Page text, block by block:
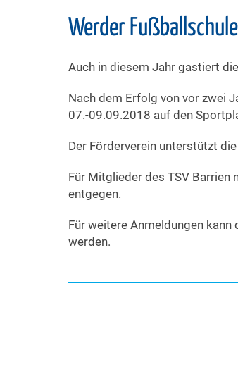
Werder
Auch in diesem Jahr gastiert
Nach dem Erfolg von vor zwei
07.-09.09.2018 auf den
Der Förderverein unterstützt
Für Mitglieder des TSV
entgegen.
Für weitere Anmeldungen
werden.